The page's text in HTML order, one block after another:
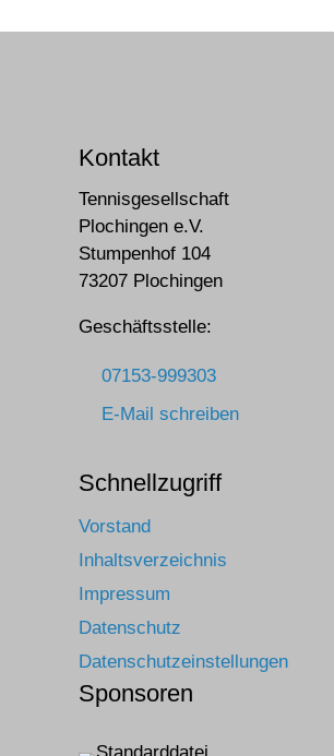
Kontakt
Tennisgesellschaft
Plochingen e.V.
Stumpenhof 104
73207 Plochingen
Geschäftsstelle:
07153-999303
E-Mail schreiben
Schnellzugriff
Vorstand
Inhaltsverzeichnis
Impressum
Datenschutz
Datenschutzeinstellungen
Sponsoren